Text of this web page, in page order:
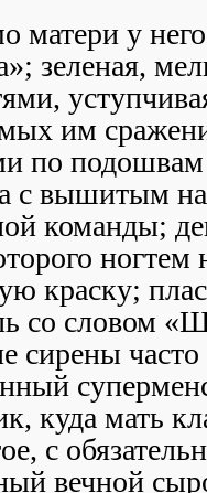
матери у
зеленая,
им
по подошвам
с вышитым
команды;
краску;
co словом
сирены
куда мать
с
вечной